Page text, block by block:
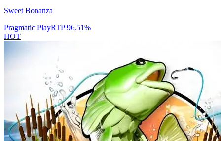
Sweet Bonanza
Pragmatic PlayRTP96.51%
HOT